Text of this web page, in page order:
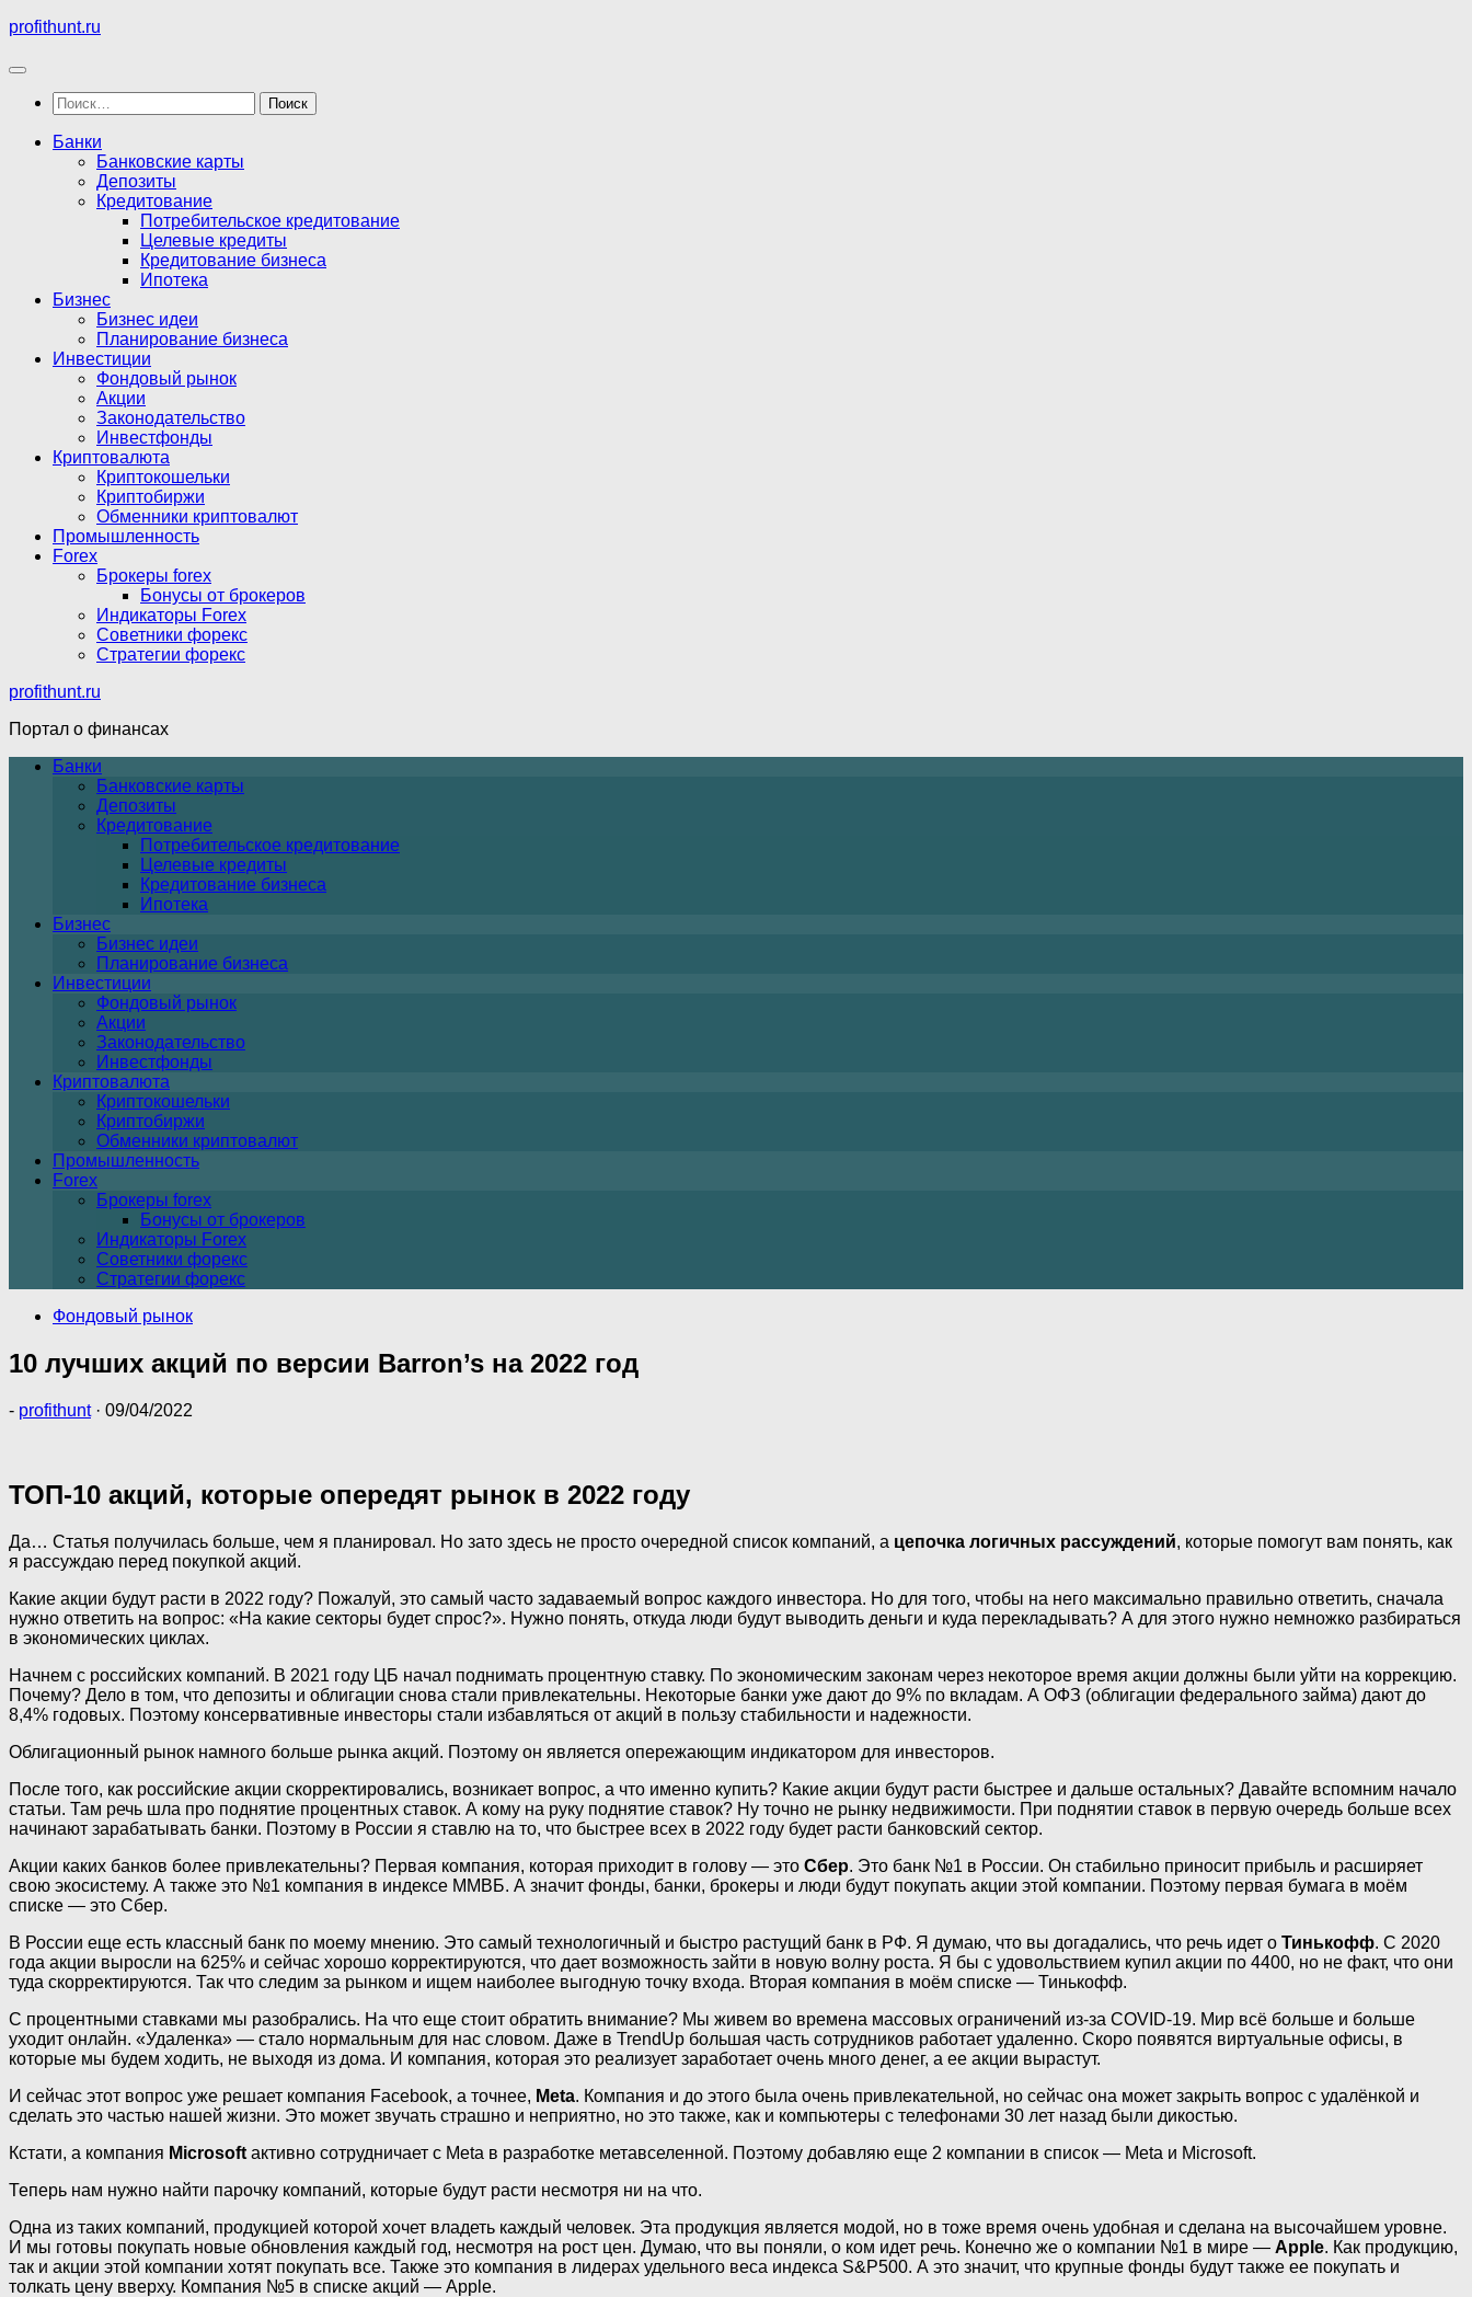
Перейти
содержимому
profithunt.ru
Найти:
Банки
Банковские карты
Депозиты
Кредитование
Потребительское кредитование
Целевые кредиты
Кредитование бизнеса
Ипотека
Бизнес
Бизнес идеи
Планирование бизнеса
Инвестиции
Фондовый рынок
Акции
Законодательство
Инвестфонды
Криптовалюта
Криптокошельки
Криптобиржи
Обменники криптовалют
Промышленность
Forex
Брокеры forex
Бонусы от брокеров
Индикаторы Forex
Советники форекс
Стратегии форекс
profithunt.ru
Портал о финансах
Банки
Банковские карты
Депозиты
Кредитование
Потребительское кредитование
Целевые кредиты
Кредитование бизнеса
Ипотека
Бизнес
Бизнес идеи
Планирование бизнеса
Инвестиции
Фондовый рынок
Акции
Законодательство
Инвестфонды
Криптовалюта
Криптокошельки
Криптобиржи
Обменники криптовалют
Промышленность
Forex
Брокеры forex
Бонусы от брокеров
Индикаторы Forex
Советники форекс
Стратегии форекс
Фондовый рынок
10 лучших акций по версии Barron’s на 2022 год
- profithunt · 09/04/2022
ТОП-10 акций, которые опередят рынок в 2022 году
Да… Статья получилась больше, чем я планировал. Но зато здесь не просто очередной список компаний, а цепочка логичных рассуждений, которые помогут вам понять, как
я рассуждаю перед покупкой акций.
Какие акции будут расти в 2022 году? Пожалуй, это самый часто задаваемый вопрос каждого инвестора. Но для того, чтобы на него максимально правильно ответить, сначала
нужно ответить на вопрос: «На какие секторы будет спрос?». Нужно понять, откуда люди будут выводить деньги и куда перекладывать? А для этого нужно немножко разбираться
в экономических циклах.
Начнем с российских компаний. В 2021 году ЦБ начал поднимать процентную ставку. По экономическим законам через некоторое время акции должны были уйти на коррекцию.
Почему? Дело в том, что депозиты и облигации снова стали привлекательны. Некоторые банки уже дают до 9% по вкладам. А ОФЗ (облигации федерального займа) дают до
8,4% годовых. Поэтому консервативные инвесторы стали избавляться от акций в пользу стабильности и надежности.
Облигационный рынок намного больше рынка акций. Поэтому он является опережающим индикатором для инвесторов.
После того, как российские акции скорректировались, возникает вопрос, а что именно купить? Какие акции будут расти быстрее и дальше остальных? Давайте вспомним начало
статьи. Там речь шла про поднятие процентных ставок. А кому на руку поднятие ставок? Ну точно не рынку недвижимости. При поднятии ставок в первую очередь больше всех
начинают зарабатывать банки. Поэтому в России я ставлю на то, что быстрее всех в 2022 году будет расти банковский сектор.
Акции каких банков более привлекательны? Первая компания, которая приходит в голову — это Сбер. Это банк №1 в России. Он стабильно приносит прибыль и расширяет
свою экосистему. А также это №1 компания в индексе ММВБ. А значит фонды, банки, брокеры и люди будут покупать акции этой компании. Поэтому первая бумага в моём
списке — это Сбер.
В России еще есть классный банк по моему мнению. Это самый технологичный и быстро растущий банк в РФ. Я думаю, что вы догадались, что речь идет о Тинькофф. C 2020
года акции выросли на 625% и сейчас хорошо корректируются, что дает возможность зайти в новую волну роста. Я бы с удовольствием купил акции по 4400, но не факт, что они
туда скорректируются. Так что следим за рынком и ищем наиболее выгодную точку входа. Вторая компания в моём списке — Тинькофф.
С процентными ставками мы разобрались. На что еще стоит обратить внимание? Мы живем во времена массовых ограничений из-за COVID-19. Мир всё больше и больше
уходит онлайн. «Удаленка» — стало нормальным для нас словом. Даже в TrendUp большая часть сотрудников работает удаленно. Скоро появятся виртуальные офисы, в
которые мы будем ходить, не выходя из дома. И компания, которая это реализует заработает очень много денег, а ее акции вырастут.
И сейчас этот вопрос уже решает компания Facebook, а точнее, Meta. Компания и до этого была очень привлекательной, но сейчас она может закрыть вопрос с удалёнкой и
сделать это частью нашей жизни. Это может звучать страшно и неприятно, но это также, как и компьютеры с телефонами 30 лет назад были дикостью.
Кстати, а компания Microsoft активно сотрудничает с Meta в разработке метавселенной. Поэтому добавляю еще 2 компании в список — Meta и Microsoft.
Теперь нам нужно найти парочку компаний, которые будут расти несмотря ни на что.
Одна из таких компаний, продукцией которой хочет владеть каждый человек. Эта продукция является модой, но в тоже время очень удобная и сделана на высочайшем уровне.
И мы готовы покупать новые обновления каждый год, несмотря на рост цен. Думаю, что вы поняли, о ком идет речь. Конечно же о компании №1 в мире — Apple. Как продукцию,
так и акции этой компании хотят покупать все. Также это компания в лидерах удельного веса индекса S&P500. А это значит, что крупные фонды будут также ее покупать и
толкать цену вверху. Компания №5 в списке акций — Apple.